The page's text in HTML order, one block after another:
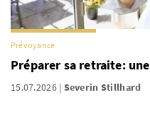
Prévoyance
Préparer sa retraite:
15.07.2026 Severin Stillhard